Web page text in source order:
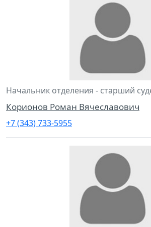
Начальник отделения - старший
Корионов Роман Вячеславович
+7 (343) 733-5955